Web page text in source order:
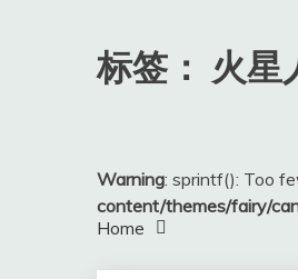
标签：火星
Warning: sprintf(): Too
content/themes/fairy/
Home